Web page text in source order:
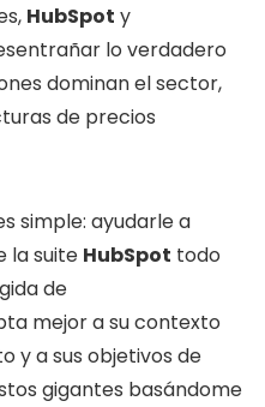
HubSpot y
lo verdadero
dominan el sector,
de precios
simple: ayudarle a
la suite HubSpot todo
de
mejor a su contexto
y a sus objetivos de
gigantes basándome